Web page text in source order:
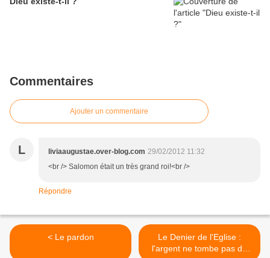
Commentaires
Ajouter un commentaire
L liviaaugustae.over-blog.com 29/02/2012 11:32
<br /> Salomon était un très grand roi!<br />
Répondre
< Le pardon
Le Denier de l'Eglise :
l'argent ne tombe pas du